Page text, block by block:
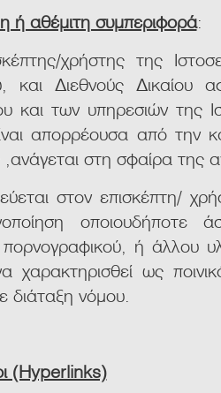
ή αθέμιτη συμπεριφορά:
χρήστης της
και Διεθνούς
και των υπηρεσιών της
απορρέουσα από την
,ανάγεται στη σφαίρα της
στον επισκέπτη/
οποιουδήποτε
ή άλλου
χαρακτηρισθεί ως
διάταξη νόμου.
(Hyperlinks)